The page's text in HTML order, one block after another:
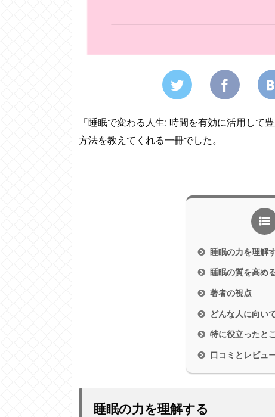
「睡眠で変わる人生: 時間を有効に活用して
方法を教えてくれる一冊でした。
睡眠の力を理解
睡眠の質を高め
著者の視点
どんな人に向い
特に役立ったと
口コミとレビュ
睡眠の力を理解する